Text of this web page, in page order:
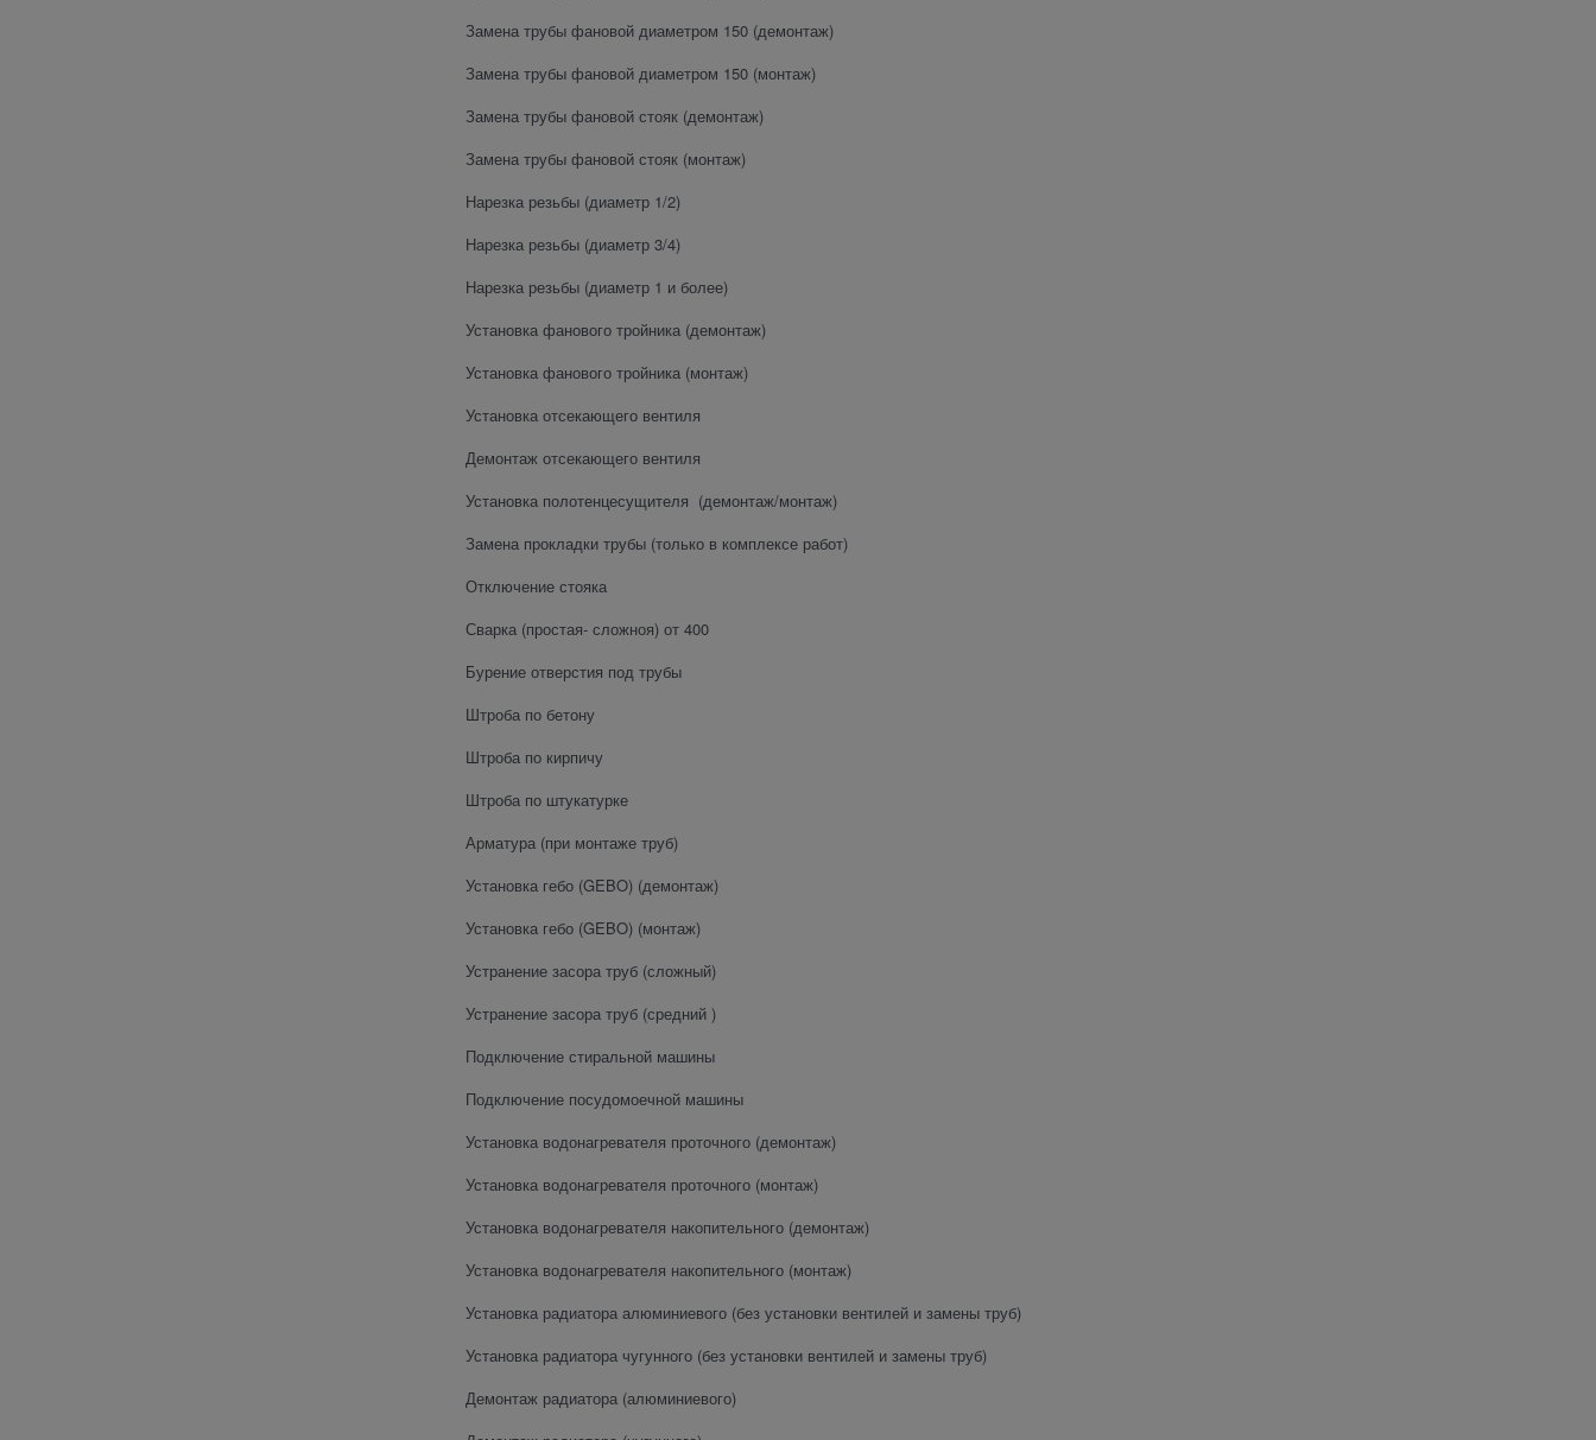
Замена трубы фановой диаметром 150 (демонтаж)
Замена трубы фановой диаметром 150 (монтаж)
Замена трубы фановой стояк (демонтаж)
Замена трубы фановой стояк (монтаж)
Нарезка резьбы (диаметр 1/2)
Нарезка резьбы (диаметр 3/4)
Нарезка резьбы (диаметр 1 и более)
Установка фанового тройника (демонтаж)
Установка фанового тройника (монтаж)
Установка отсекающего вентиля
Демонтаж отсекающего вентиля
Установка полотенцесущителя (демонтаж/монтаж)
Замена прокладки трубы (только в комплексе работ)
Отключение стояка
Сварка (простая- сложноя) от 400
Бурение отверстия под трубы
Штроба по бетону
Штроба по кирпичу
Штроба по штукатурке
Арматура (при монтаже труб)
Установка гебо (GEBO) (демонтаж)
Установка гебо (GEBO) (монтаж)
Устранение засора труб (сложный)
Устранение засора труб (средний )
Подключение стиральной машины
Подключение посудомоечной машины
Установка водонагревателя проточного (демонтаж)
Установка водонагревателя проточного (монтаж)
Установка водонагревателя накопительного (демонтаж)
Установка водонагревателя накопительного (монтаж)
Установка радиатора алюминиевого (без установки вентилей и замены труб)
Установка радиатора чугунного (без установки вентилей и замены труб)
Демонтаж радиатора (алюминиевого)